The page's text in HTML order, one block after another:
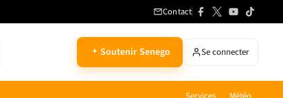
Contact
Soutenir Senego Se connecter